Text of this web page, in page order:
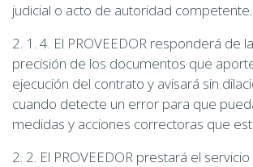
judicial o acto de autoridad competente.
2. 1. 4. El PROVEEDOR responderá de
precisión de los documentos que
ejecución del contrato y avisará sin
cuando detecte un error para que
medidas y acciones correctoras que
2. 2. El PROVEEDOR prestará el